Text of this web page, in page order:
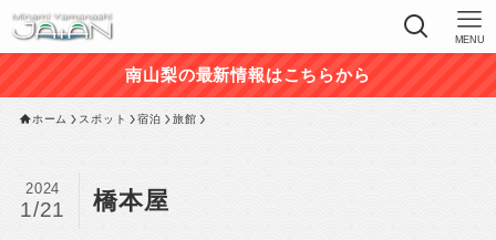
MENU
南山梨の最新情報はこちらから
ホーム スポット 宿泊 旅館
橋本屋
2024
1/21